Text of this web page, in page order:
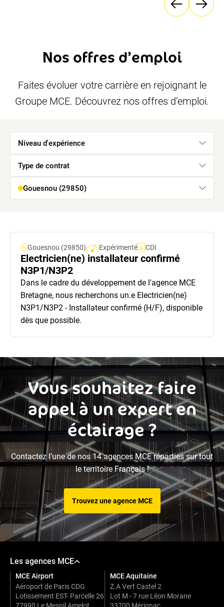
Nos offres d’emploi
Faites évoluer votre carrière en rejoignant le
Groupe MCE. Découvrez nos offres d’emploi.
Niveau d'expérience
Type de contrat
Gouesnou (29850)
Gouesnou (29850) Expérimenté CDI
Electricien(ne) installateur confirmé
N3P1/N3P2
Dans le cadre du développement de l'agence MCE
Bretagne, nous recherchons un.e Electricien(ne)
N3P1/N3P2 - Installateur confirmé (H/F), disponible
dès que possible.
Vous souhaitez faire
appel à un expert en
éclairage ?
Contactez l’une de nos 14 agences MCE réparties sur tout
le territoire Français !
Trouvez une agence MCE
Les agences MCE
MCE Airport
Aéroport de Paris CDG
Lotissement EST- Parcelle 26
MCE Aquitaine
Z.A Vert Castel 2
Lot M - 7 rue Léon Morane